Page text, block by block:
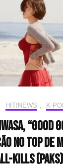
HIT!NEWS K-
“Good
no top de
Kills